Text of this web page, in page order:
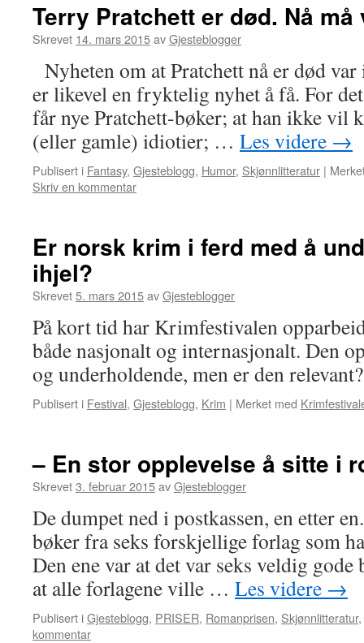
Terry Pratchett er død. Nå
Skrevet 14. mars 2015avGjesteblogger
Nyheten om at Pratchett nå er død
er likevel en fryktelig nyhet å få. For
får nye Pratchett-bøker; at han ikke vil
(eller gamle) idiotier; … Les videre →
Publisert i Fantasy, Gjesteblogg, Humor, Skjønnlitteratur |
Skriv en kommentar
Er norsk krim i ferd med å
ihjel?
Skrevet5. mars 2015avGjesteblogger
På kort tid har Krimfestivalen
både nasjonalt og internasjonalt. Den
og underholdende, men er den relevant?
Publisert i Festival, Gjesteblogg, Krim | Merket med
– En stor opplevelse å sitte i
Skrevet3. februar 2015avGjesteblogger
De dumpet ned i postkassen, en etter
bøker fra seks forskjellige forlag som
Den ene var at det var seks veldig gode
at alle forlagene ville … Les videre →
Publisert iGjesteblogg, PRISER, Romanprisen, Skjønnlitteratur,
kommentar